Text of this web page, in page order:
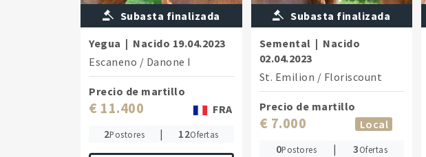
Subasta finalizada
Yegua | Nacido 19.04.2023
Escaneno / Danone I
Precio de martillo
€ 11.400
FRA
2Postores | 12Ofertas
Subasta finalizada
Semental | Nacido
02.04.2023
St. Emilion / Floriscount
Precio de martillo
€ 7.000
Local
0Postores | 3Ofertas